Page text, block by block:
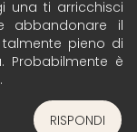
una ti arricchisci
abbandonare il
pieno di
Probabilmente è
RISPONDI